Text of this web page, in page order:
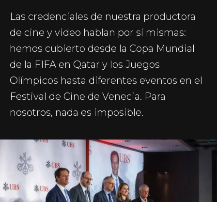
Las credenciales de nuestra productora
de cine y video hablan por sí mismas:
hemos cubierto desde la Copa Mundial
de la FIFA en Qatar y los Juegos
Olímpicos hasta diferentes eventos en el
Festival de Cine de Venecia. Para
nosotros, nada es imposible.